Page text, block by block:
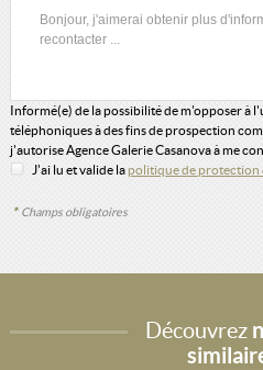
Informé(e) de la possibilité de m'opposer à
téléphoniques à des fins de prospection
j'autorise Agence Galerie Casanova à me
J'ai lu et valide la politique de protection
* Champs obligatoires
Découvrez